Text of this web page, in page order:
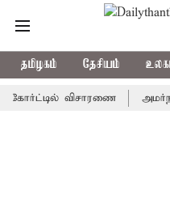
தமிழகம் தேசியம்
விசாரணை அமர்நாத்